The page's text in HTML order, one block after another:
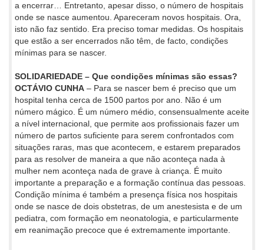
a encerrar… Entretanto, apesar disso, o número de hospitais
onde se nasce aumentou. Apareceram novos hospitais. Ora,
isto não faz sentido. Era preciso tomar medidas. Os hospitais
que estão a ser encerrados não têm, de facto, condições
mínimas para se nascer.
SOLIDARIEDADE – Que condições mínimas são essas?
OCTÁVIO CUNHA – Para se nascer bem é preciso que um
hospital tenha cerca de 1500 partos por ano. Não é um
número mágico. É um número médio, consensualmente aceite
a nível internacional, que permite aos profissionais fazer um
número de partos suficiente para serem confrontados com
situações raras, mas que acontecem, e estarem preparados
para as resolver de maneira a que não aconteça nada à
mulher nem aconteça nada de grave à criança. É muito
importante a preparação e a formação contínua das pessoas.
Condição mínima é também a presença física nos hospitais
onde se nasce de dois obstetras, de um anestesista e de um
pediatra, com formação em neonatologia, e particularmente
em reanimação precoce que é extremamente importante.